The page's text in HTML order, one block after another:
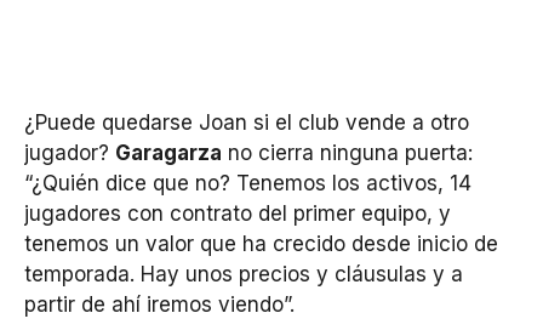
¿Puede quedarse Joan si el club vende a otro
jugador? Garagarza no cierra ninguna puerta:
“¿Quién dice que no? Tenemos los activos, 14
jugadores con contrato del primer equipo, y
tenemos un valor que ha crecido desde inicio de
temporada. Hay unos precios y cláusulas y a
partir de ahí iremos viendo”.